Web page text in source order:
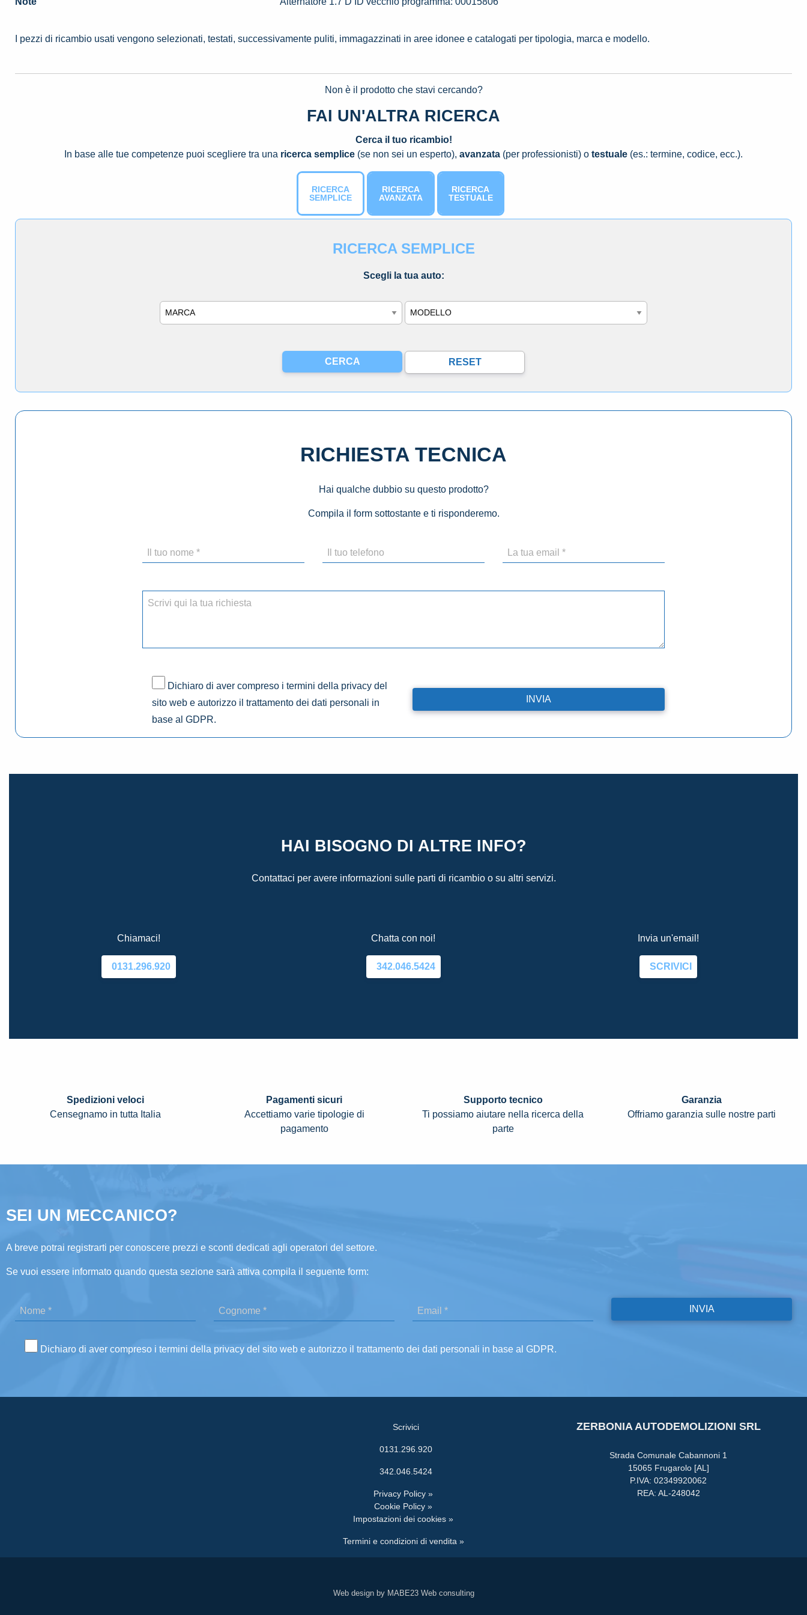
I pezzi di ricambio usati vengono selezionati, testati, successivamente puliti, immagazzinati in aree idonee e catalogati per tipologia, marca e modello.
Non è il prodotto che stavi cercando?
FAI UN'ALTRA RICERCA
Cerca il tuo ricambio!
In base alle tue competenze puoi scegliere tra una ricerca semplice (se non sei un esperto), avanzata (per professionisti) o testuale (es.: termine, codice, ecc.).
RICERCA
SEMPLICE
RICERCA
AVANZATA
RICERCA
TESTUALE
RICERCA SEMPLICE
Scegli la tua auto:
Marca Modello
RICHIESTA TECNICA
Hai qualche dubbio su questo prodotto?
Compila il form sottostante e ti risponderemo.
Dichiaro di aver compreso i termini della privacy del
sito web e autorizzo il trattamento dei dati personali in
base al GDPR.
HAI BISOGNO DI ALTRE INFO?
Contattaci per avere informazioni sulle parti di ricambio o su altri servizi.
Chiamaci!
0131.296.920
Chatta con noi!
342.046.5424
Invia un'email!
SCRIVICI
Spedizioni veloci
Censegnamo in tutta Italia
Pagamenti sicuri
Accettiamo varie tipologie di
pagamento
Supporto tecnico
Ti possiamo aiutare nella ricerca della
parte
Garanzia
Offriamo garanzia sulle nostre parti
SEI UN MECCANICO?
A breve potrai registrarti per conoscere prezzi e sconti dedicati agli operatori del settore.
Se vuoi essere informato quando questa sezione sarà attiva compila il seguente form:
Dichiaro di aver compreso i termini della privacy del sito web e autorizzo il trattamento dei dati personali in base al GDPR.
Scrivici
0131.296.920
342.046.5424
Privacy Policy »
Cookie Policy »
Impostazioni dei cookies »
Termini e condizioni di vendita »
ZERBONIA AUTODEMOLIZIONI SRL
Strada Comunale Cabannoni 1
15065 Frugarolo [AL]
P.IVA: 02349920062
REA: AL-248042
Web design by MABE23 Web consulting